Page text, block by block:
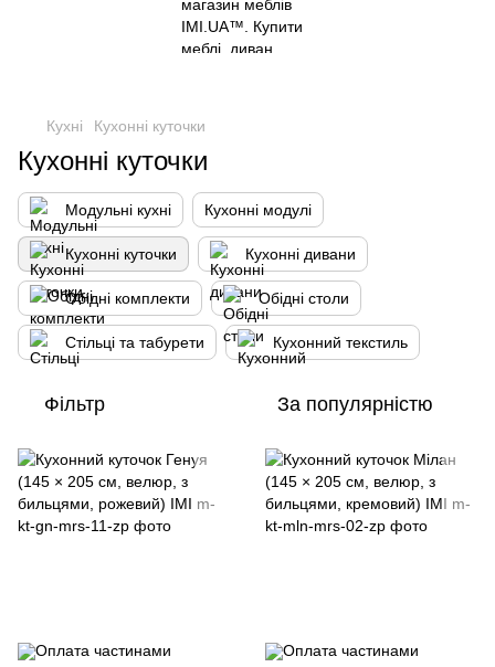
Кухні Кухонні куточки
Кухонні куточки
Модульні кухні Кухонні модулі
Кухонні куточки Кухонні дивани
Обідні комплекти Обідні столи
Стільці та табурети Кухонний текстиль
Фільтр За популярністю